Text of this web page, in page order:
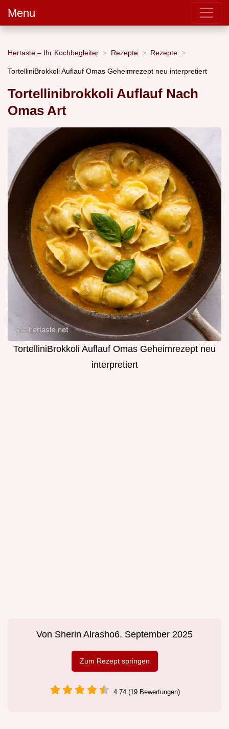
Menu
Hertaste – Ihr Kochbegleiter Rezepte Rezepte
TortelliniBrokkoli Auflauf Omas Geheimrezept neu interpretiert
Tortellinibrokkoli Auflauf Nach
Omas Art
TortelliniBrokkoli Auflauf Omas Geheimrezept neu
interpretiert
Von Sherin Alrasho6. September 2025
Zum Rezept springen
4.74 (19 Bewertungen)